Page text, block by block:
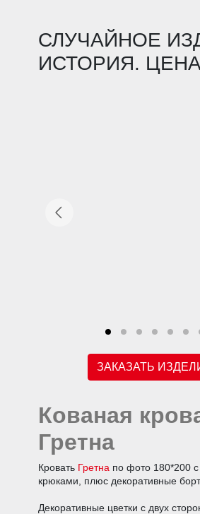
СЛУЧАЙНОЕ
ИСТОРИЯ.
ЗАКАЗАТЬ
Кованая
Гретна
Кровать Гретна по фото 180*200
крюками, плюс декоративные
Декоративные цветки с двух